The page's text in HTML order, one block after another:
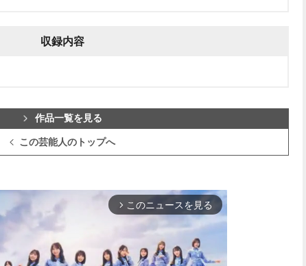
収録内容
作品一覧を見る
この芸能人のトップへ
arrow_forward_ios このニュースを見る